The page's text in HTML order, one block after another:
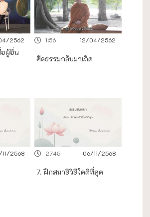
2562
อผู้อื่น
12/04/2562
1:56
ศีลธรรมกลับมาเถิด
2568 06/11/2568
27.45
7. ฝึกสมาธิวิธีใดดีที่สุด